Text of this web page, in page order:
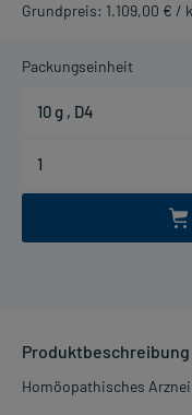
Grundpreis: 1.109,00 € /
Packungseinheit
Produktbeschreibung
Homöopathisches